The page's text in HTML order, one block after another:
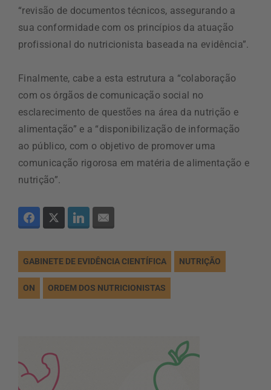
“revisão de documentos técnicos, assegurando a
sua conformidade com os princípios da atuação
profissional do nutricionista baseada na evidência”.
Finalmente, cabe a esta estrutura a “colaboração
com os órgãos de comunicação social no
esclarecimento de questões na área da nutrição e
alimentação” e a “disponibilização de informação
ao público, com o objetivo de promover uma
comunicação rigorosa em matéria de alimentação e
nutrição”.
GABINETE DE EVIDÊNCIA CIENTÍFICA NUTRIÇÃO
ON ORDEM DOS NUTRICIONISTAS